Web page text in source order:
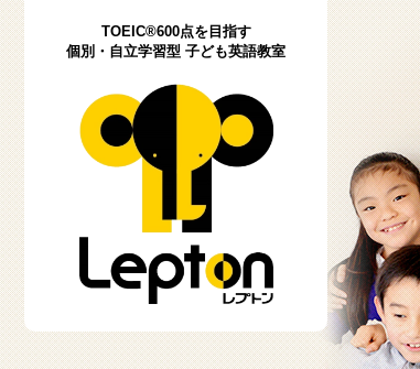
TOEIC®600点を目指す
個別・自立学習型 子ども英語教室